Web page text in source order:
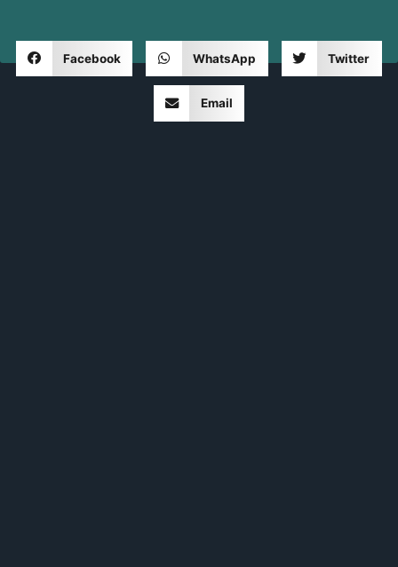
Facebook WhatsApp Twitter
Email